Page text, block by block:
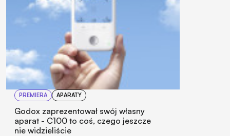
PREMIERA APARATY
Godox zaprezentował swój własny
aparat - C100 to coś, czego jeszcze
nie widzieliście